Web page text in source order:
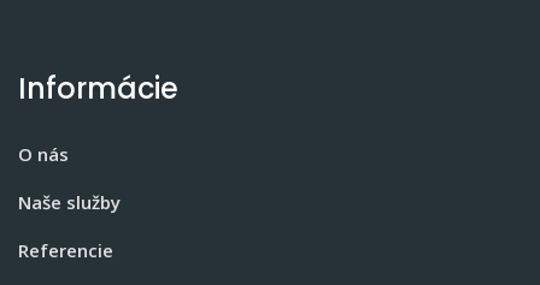
Informácie
O nás
Naše služby
Referencie